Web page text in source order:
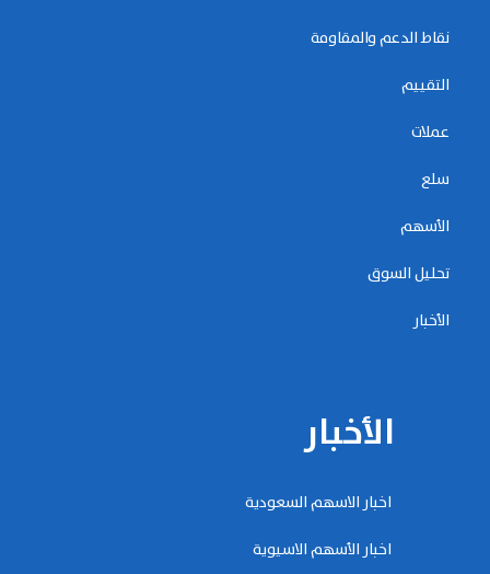
نقاط الدعم والمقاومة
التقييم
عملات
سلع
الأسهم
تحليل السوق
الأخبار
الأخبار
اخبار الاسهم السعودية
اخبار الأسهم الاسيوية